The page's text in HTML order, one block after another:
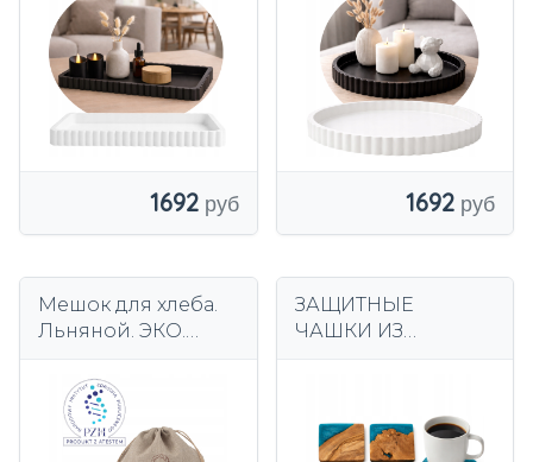
свечей и
украшений.
1692
минималистский,
современный
1692
Мешок для хлеба.
Льняной. ЭКО.
Вышивка
ЗАЩИТНЫЕ
ЧАШКИ ИЗ
СМОЛЫ